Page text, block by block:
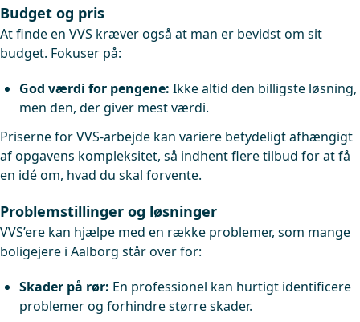
Budget og pris
At finde en VVS kræver også at man er bevidst om sit
budget. Fokuser på:
God værdi for pengene: Ikke altid den billigste løsning,
men den, der giver mest værdi.
Priserne for VVS-arbejde kan variere betydeligt afhængigt
af opgavens kompleksitet, så indhent flere tilbud for at få
en idé om, hvad du skal forvente.
Problemstillinger og løsninger
VVS’ere kan hjælpe med en række problemer, som mange
boligejere i Aalborg står over for:
Skader på rør: En professionel kan hurtigt identificere
problemer og forhindre større skader.